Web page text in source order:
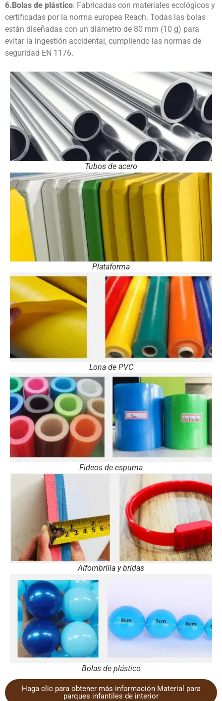
6. Bolas de plástico: Fabricadas con materiales ecológicos y
certificadas por la norma europea Reach. Todas las bolas
están diseñadas con un diámetro de 80 mm (10 g) para
evitar la ingestión accidental, cumpliendo las normas de
seguridad EN 1176.
Tubos de acero
Plataforma
Lona de PVC
Fideos de espuma
Alfombrilla y bridas
Bolas de plástico
Haga clic para obtener más información Material para
parques infantiles de interior